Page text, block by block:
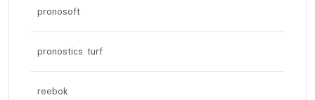
pronosoft
pronostics turf
reebok